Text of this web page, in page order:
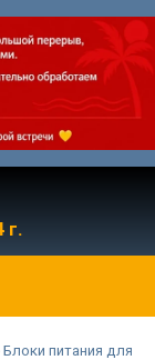
г.
Блоки питания для